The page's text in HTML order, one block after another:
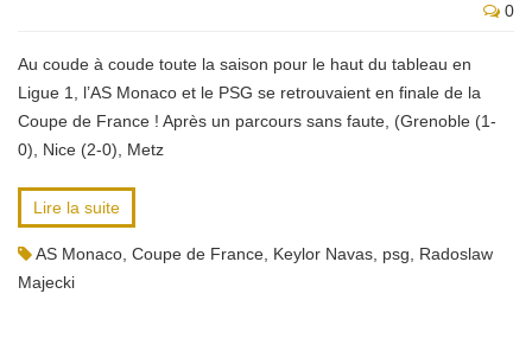
0
Au coude à coude toute la saison pour le haut du tableau en
Ligue 1, l’AS Monaco et le PSG se retrouvaient en finale de la
Coupe de France ! Après un parcours sans faute, (Grenoble (1-
0), Nice (2-0), Metz
Lire la suite
AS Monaco Coupe de France Keylor Navas psg
Radoslaw
Majecki